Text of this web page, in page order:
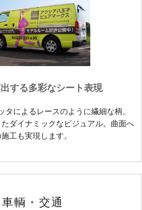
する多彩なシート表現
タによるレースのように繊細な柄。
ダイナミックなビジュアル。曲面へ
工も実現します。
車輌・交通